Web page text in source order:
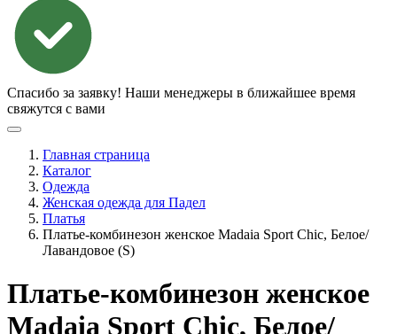
Спасибо за заявку! Наши менеджеры в ближайшее время
свяжутся с вами
Главная страница
Каталог
Одежда
Женская одежда для Падел
Платья
Платье-комбинезон женское Madaia Sport Chic, Белое/
Лавандовое (S)
Платье-комбинезон женское
Madaia Sport Chic, Белое/